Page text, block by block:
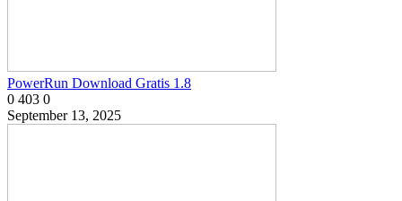
PowerRun Download Gratis 1.8
0 403 0
September 13, 2025